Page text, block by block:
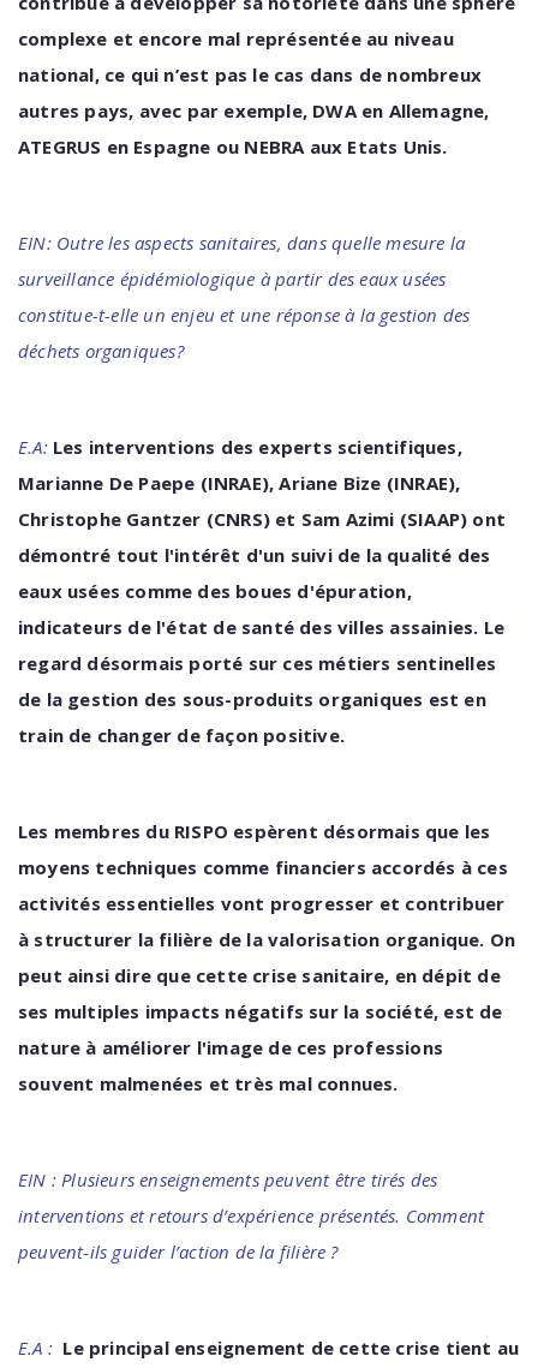
complexe et encore mal représentée au niveau
national, ce qui n’est pas le cas dans de nombreux
autres pays, avec par exemple, DWA en Allemagne,
ATEGRUS en Espagne ou NEBRA aux Etats Unis.
EIN: Outre les aspects sanitaires, dans quelle mesure la
surveillance épidémiologique à partir des eaux usées
constitue-t-elle un enjeu et une réponse à la gestion des
déchets organiques?
E.A: Les interventions des experts scientifiques,
Marianne De Paepe (INRAE), Ariane Bize (INRAE),
Christophe Gantzer (CNRS) et Sam Azimi (SIAAP) ont
démontré tout l'intérêt d'un suivi de la qualité des
eaux usées comme des boues d'épuration,
indicateurs de l'état de santé des villes assainies. Le
regard désormais porté sur ces métiers sentinelles
de la gestion des sous-produits organiques est en
train de changer de façon positive.
Les membres du RISPO espèrent désormais que les
moyens techniques comme financiers accordés à ces
activités essentielles vont progresser et contribuer
à structurer la filière de la valorisation organique. On
peut ainsi dire que cette crise sanitaire, en dépit de
ses multiples impacts négatifs sur la société, est de
nature à améliorer l'image de ces professions
souvent malmenées et très mal connues.
EIN : Plusieurs enseignements peuvent être tirés des
interventions et retours d’expérience présentés. Comment
peuvent-ils guider l’action de la filière ?
E.A : Le principal enseignement de cette crise tient au